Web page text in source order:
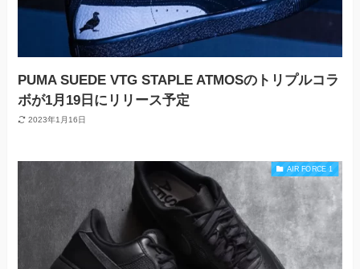
PUMA SUEDE VTG STAPLE ATMOSのトリプルコラ
ボが1月19日にリリース予定
2023年1月16日
AIR FORCE 1